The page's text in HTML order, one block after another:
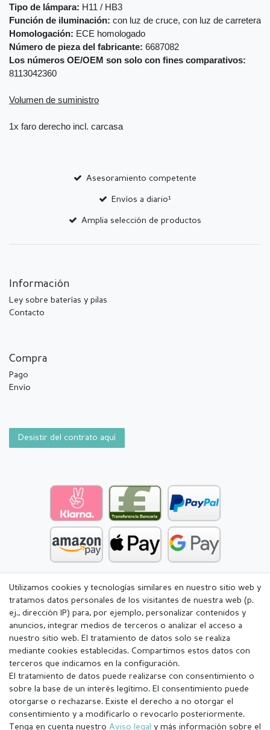
Tipo de lámpara: H11 / HB3
Función de iluminación: con luz de cruce, con luz de carretera
Homologación: ECE homologado
Número de pieza del fabricante: 6687082
Los números OE/OEM son solo con fines comparativos:
8113042360
Volumen de suministro
1x faro derecho incl. carcasa
Asesoramiento competente
Envíos a diario¹
Amplia selección de productos
Información
Ley sobre baterías y pilas
Contacto
Compra
Pago
Envío
Desistir del contrato aquí
Utilizamos cookies y tecnologías similares en nuestro sitio web y
tratamos datos personales de los visitantes de nuestra web (p.
ej., dirección IP) para, por ejemplo, personalizar contenidos y
anuncios, integrar medios de terceros o analizar el acceso a
nuestro sitio web. El tratamiento de datos solo se realiza
mediante cookies establecidas. Compartimos estos datos con
terceros que indicamos en la configuración.
El tratamiento de datos puede realizarse con consentimiento o
sobre la base de un interés legítimo. El consentimiento puede
otorgarse o rechazarse. Existe el derecho a no otorgar el
consentimiento y a modificarlo o revocarlo posteriormente.
Tenga en cuenta nuestro Aviso legal y más información sobre el